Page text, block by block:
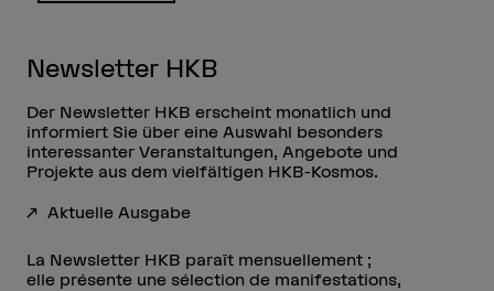
Newsletter HKB
Der Newsletter HKB erscheint monatlich und
informiert Sie über eine Auswahl besonders
interessanter Veranstaltungen, Angebote und
Projekte aus dem vielfältigen HKB-Kosmos.
Aktuelle Ausgabe
La Newsletter HKB paraît mensuellement ;
elle présente une sélection de manifestations,